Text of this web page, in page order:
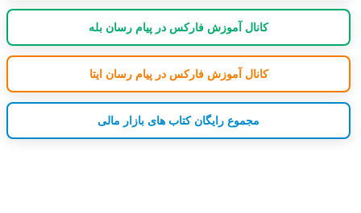
کانال آموزش فارکس در پیام رسان بله
کانال آموزش فارکس در پیام رسان ایتا
مجموع رایگان کتاب های بازار مالی